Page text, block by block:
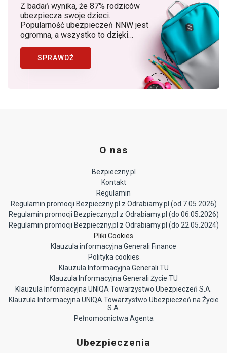
Z badań wynika, że 87% rodziców
ubezpiecza swoje dzieci.
Popularność ubezpieczeń NNW jest
ogromna, a wszystko to dzięki
rodziców, dostępności produktów, w
których znaczącą rolę odgrywa
lider ubezpieczeń NNW dziecka w
SPRAWDŹ
O nas
Bezpieczny.pl
Kontakt
Regulamin
Regulamin promocji Bezpieczny.pl z Odrabiamy.pl (od 7.05.2026)
Regulamin promocji Bezpieczny.pl z Odrabiamy.pl (do 06.05.2026)
Regulamin promocji Bezpieczny.pl z Odrabiamy.pl (do 22.05.2024)
Pliki Cookies
Klauzula informacyjna Generali Finance
Polityka cookies
Klauzula Informacyjna Generali TU
Klauzula Informacyjna Generali Życie TU
Klauzula Informacyjna UNIQA Towarzystwo Ubezpieczeń S.A.
Klauzula Informacyjna UNIQA Towarzystwo Ubezpieczeń na Życie
S.A.
Pełnomocnictwa Agenta
Ubezpieczenia